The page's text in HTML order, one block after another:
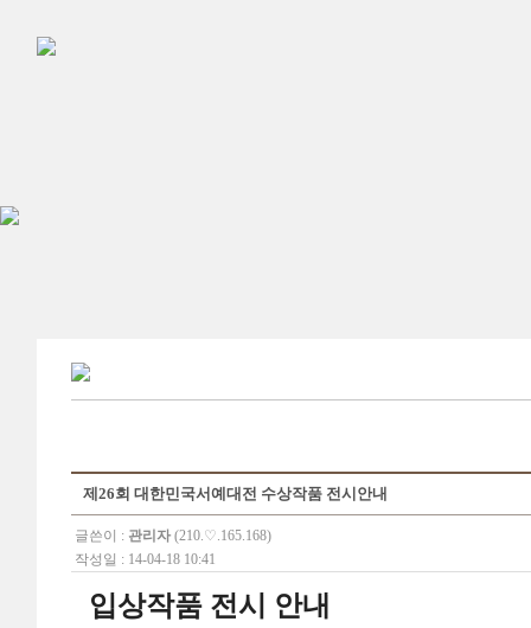
제26회 대한민국서예대전 수상작품 전시안내
글쓴이 : 관리자 (210.♡.165.168)
작성일 : 14-04-18 10:41
입상작품 전시 안내